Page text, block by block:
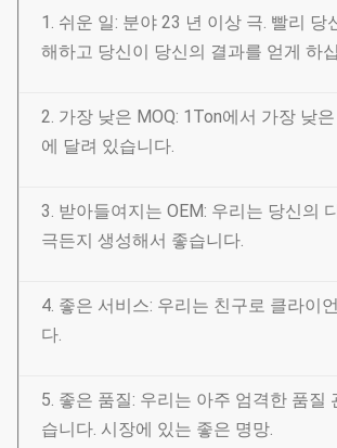
1. 쉬운 일: 분야 23 년 이상 극. 빨리 당
해하고 당신이 당신의 결과를 얻게 하
2. 가장 낮은 MOQ: 1Ton에서 가장 낮
에 달려 있습니다.
3. 받아들여지는 OEM: 우리는 당신의
극든지 생성해서 좋습니다.
4. 좋은 서비스: 우리는 친구로 클라이
다.
5. 좋은 품질: 우리는 아주 엄격한 품질
습니다. 시장에 있는 좋은 명망.